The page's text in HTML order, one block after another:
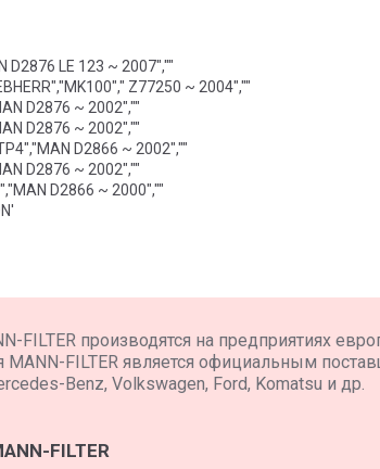
D2876 LE 123 ~ 2007",""
"Строительная и добывающая промышленность","LIEBHERR","MK100"," Z77250 ~ 2004",""
D2876 ~ 2002",""
D2876 ~ 2002",""
D2866 ~ 2002",""
D2876 ~ 2002",""
D2866 ~ 2000",""
производятся на предприятиях
MANN-FILTER является официальным
Benz, Volkswagen, Ford, Komatsu и др.
FILTER